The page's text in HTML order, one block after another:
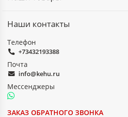
Наши контакты
Телефон
+73432193388
Почта
info@kehu.ru
Мессенджеры
ЗАКАЗ ОБРАТНОГО ЗВОНКА